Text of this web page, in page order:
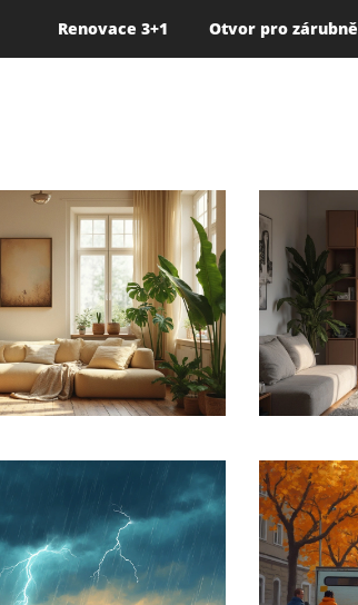
Renovace 3+1 Otvor pro zárubně